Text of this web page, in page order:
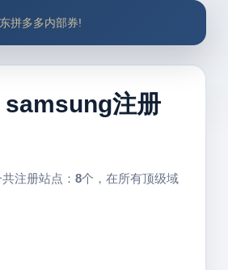
拼多多内部券!
注册
注册站点： 8个，在所有顶级域